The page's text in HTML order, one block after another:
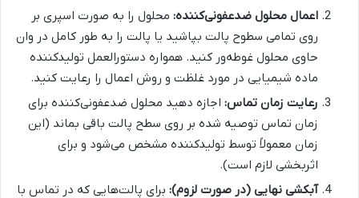
اعمال محلول ضدعفونی‌کننده: محلول را به صورت اسپری بر
روی تمامی سطوح پالت بپاشید یا پالت را به طور کامل در وان
حاوی محلول غوطه‌ور کنید. همواره دستورالعمل تولیدکننده
ماده شیمیایی در مورد غلظت و روش اعمال را رعایت کنید.
رعایت زمان تماس: اجازه دهید محلول ضدعفونی‌کننده برای
زمان تماس توصیه شده بر روی سطح پالت باقی بماند (این
زمان معمولاً توسط تولیدکننده مشخص می‌شود و برای
اثربخشی لازم است).
آبکشی نهایی (در صورت لزوم): برای پالت‌هایی که در تماس با